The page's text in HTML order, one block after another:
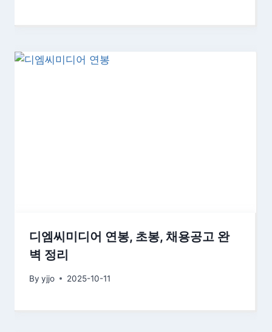
디엠씨미디어 연봉, 초봉, 채용공고 완
벽 정리
By yjjo 2025-10-11